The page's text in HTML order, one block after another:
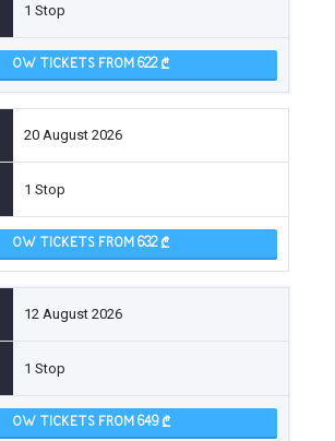
1 Stop
OW TICKETS FROM 622
20 August 2026
1 Stop
OW TICKETS FROM 632
12 August 2026
1 Stop
OW TICKETS FROM 649